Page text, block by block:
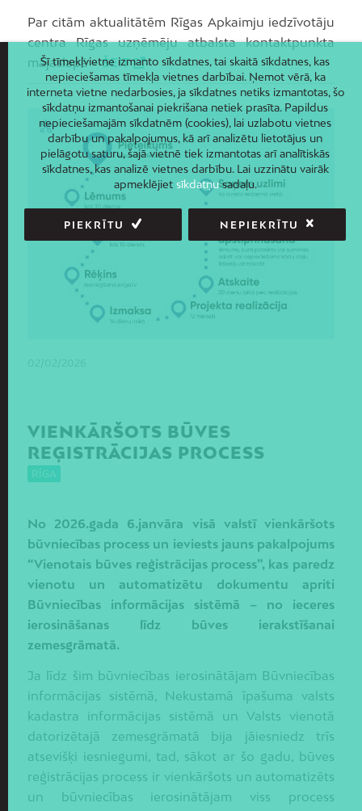
Par citām aktualitātēm Rīgas Apkaimju iedzīvotāju
centra Rīgas uzņēmēju atbalsta kontaktpunkta
mājaslapā –ŠEIT
VIENKĀRŠOTS BŪVES
REĢISTRĀCIJAS PROCESS
RĪGA
No 2026.gada 6.janvāra visā valstī vienkāršots
būvniecības process un ieviests jauns pakalpojums
“Vienotais būves reģistrācijas process”, kas paredz
vienotu un automatizētu dokumentu apriti
Būvniecības informācijas sistēmā – no ieceres
ierosināšanas līdz būves ierakstīšanai
zemesgrāmatā.
Ja līdz šim būvniecības ierosinātājam Būvniecības
informācijas sistēmā, Nekustamā īpašuma valsts
kadastra informācijas sistēmā un Valsts vienotā
datorizētajā zemesgrāmatā bija jāiesniedz trīs
atsevišķi iesniegumi, tad, sākot ar šo gadu, būves
reģistrācijas process ir vienkāršots un automatizēts
un būvniecības ierosinātājam viss process
Šī tīmekļvietne izmanto sīkdatnes, tai skaitā sīkdatnes, kas
nepieciešamas tīmekļa vietnes darbībai. Ņemot vērā, ka
interneta vietne nedarbosies, ja sīkdatnes netiks izmantotas, šo
sīkdatņu izmantošanai piekrišana netiek prasīta. Papildus
nepieciešamajām sīkdatnēm (cookies), lai uzlabotu vietnes
darbību un pakalpojumus, kā arī analizētu lietotājus un
pielāgotu saturu, šajā vietnē tiek izmantotas arī analītiskās
sīkdatnes, kas analizē vietnes darbību. Lai uzzinātu vairāk
apmeklējiet sīkdatņusadaļu.
PIEKRĪTU NEPIEKRĪTU